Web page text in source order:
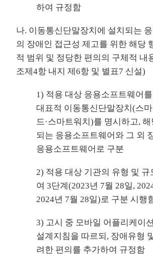
하여 규정함
나. 이동통신단말장치에 설치되는
의 장애인 접근성 제고를 위한 해당
적 범위 및 정당한 편의의 구체적 내
조제4항 내지 제6항 및 별표7 신설)
1) 적용 대상 응용소프트웨어
대표적 이동통신단말장치(스마
드·스마트워치)를 명시하고,
되는 응용소프트웨어와 그 외
응용소프트웨어로 구분
2) 적용 대상 기관의 유형 및
여 3단계(2023년 7월 28일,
2024년 7월 28일)로 구분 시행
3) 고시 중 모바일 어플리케이
설계지침을 따르되, 장애유형
려한 편의를 추가하여 규정함